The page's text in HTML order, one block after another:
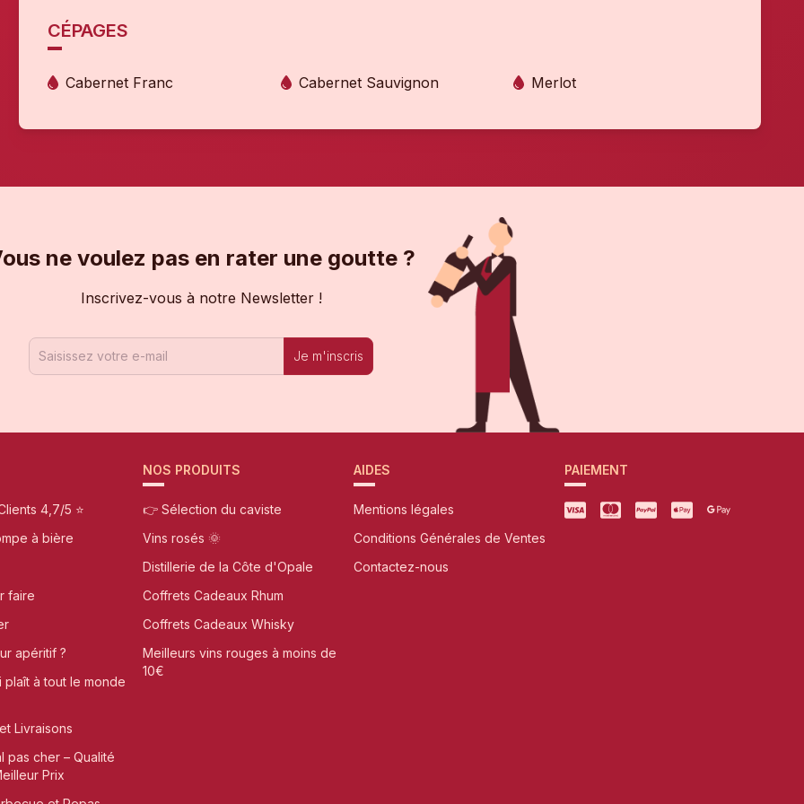
CÉPAGES
Cabernet Franc Cabernet Sauvignon Merlot
ne voulez pas en rater une goutte ?
Inscrivez-vous à notre Newsletter !
Je m'inscris
4,7/5 ⭐
à bière
faire
apéritif ?
plaît à tout le monde
Livraisons
pas cher – Qualité
Prix
NOS PRODUITS
👉 Sélection du caviste
Vins rosés 🌞
Distillerie de la Côte d'Opale
Coffrets Cadeaux Rhum
Coffrets Cadeaux Whisky
Meilleurs vins rouges à moins de
10€
AIDES
Mentions légales
Conditions Générales de Ventes
Contactez-nous
PAIEMENT